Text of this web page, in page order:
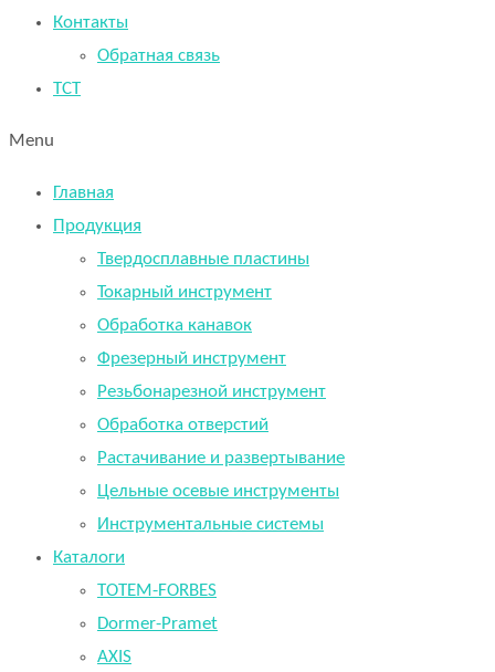
Контакты
Обратная связь
TCT
Menu
Главная
Продукция
Твердосплавные пластины
Токарный инструмент
Обработка канавок
Фрезерный инструмент
Резьбонарезной инструмент
Обработка отверстий
Растачивание и развертывание
Цельные осевые инструменты
Инструментальные системы
Каталоги
TOTEM-FORBES
Dormer-Pramet
AXIS